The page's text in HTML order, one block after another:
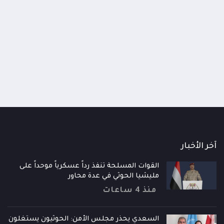
آخر الأخبار
القوات المسلحة تنفذ رداً عسكرياً موحداً على
مليشيا الحوثي في عدة محاور
منذ 4 ساعات
السعدي يحذر مجلس الأمن: الحوثيون يستغلون